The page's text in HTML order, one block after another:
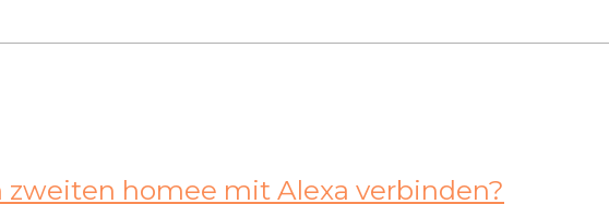
zweiten homee mit Alexa verbinden?